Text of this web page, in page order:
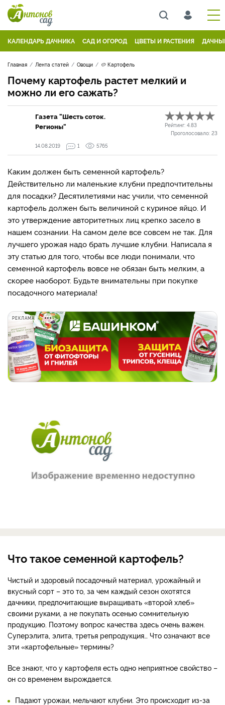
КАЛЕНДАРЬ ДАЧНИКА САД И ОГОРОД ЦВЕТЫ И РАСТЕНИЯ
Главная Лента статей Овощи 🥔 Картофель
Почему картофель растет мелкий и
можно ли его сажать?
Газета "Шесть соток.
Регионы"
Рейтинг: 4.83
Проголосовало: 23
14.08.2019
1 5765
Каким должен быть семенной картофель?
Действительно ли маленькие клубни предпочтительны
для посадки? Десятилетиями нас учили, что семенной
картофель должен быть величиной с куриное яйцо. И
это утверждение авторитетных лиц крепко засело в
нашем сознании. На самом деле все совсем не так. Для
лучшего урожая надо брать лучшие клубни. Написала я
эту статью для того, чтобы все люди понимали, что
семенной картофель вовсе не обязан быть мелким, а
скорее наоборот. Будьте внимательны при покупке
посадочного материала!
РЕКЛАМА
Что такое семенной картофель?
Чистый и здоровый посадочный материал, урожайный и
вкусный сорт – это то, за чем каждый сезон охотятся
дачники, предпочитающие выращивать «второй хлеб»
своими руками, а не покупать осенью сомнительную
продукцию. Поэтому вопрос качества здесь очень важен.
Суперэлита, элита, третья репродукция… Что означают все
эти «картофельные» термины?
Все знают, что у картофеля есть одно неприятное свойство –
он со временем вырождается.
Падают урожаи, мельчают клубни. Это происходит из-за